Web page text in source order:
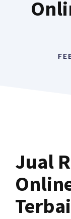
Jual